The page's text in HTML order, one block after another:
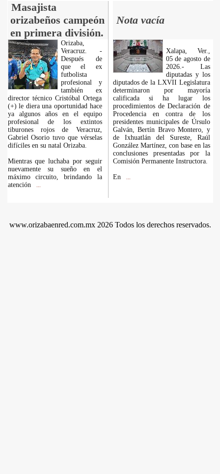
Masajista
orizabeños campeón
en primera división.
Nota vacía
Orizaba,
Veracruz. -
Después de
que el ex
futbolista
profesional y
también ex
director técnico Cristóbal Ortega
(+) le diera una oportunidad hace
ya algunos años en el equipo
profesional de los extintos
tiburones rojos de Veracruz,
Gabriel Osorio tuvo que vérselas
difíciles en su natal Orizaba.
Mientras que luchaba por seguir
nuevamente su sueño en el
máximo circuito, brindando la
atención
Xalapa, Ver.,
05 de agosto de
2026.- Las
diputadas y los
diputados de la LXVII Legislatura
determinaron por mayoría
calificada si ha lugar los
procedimientos de Declaración de
Procedencia en contra de los
presidentes municipales de Úrsulo
Galván, Bertín Bravo Montero, y
de Ixhuatlán del Sureste, Raúl
González Martínez, con base en las
conclusiones presentadas por la
Comisión Permanente Instructora.
En
www.orizabaenred.com.mx 2026 Todos los derechos reservados.